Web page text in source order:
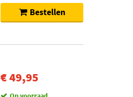
Bestellen
€ 49,95